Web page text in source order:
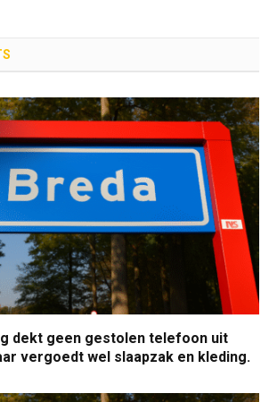
dekt geen gestolen telefoon uit
vergoedt wel slaapzak en kleding.